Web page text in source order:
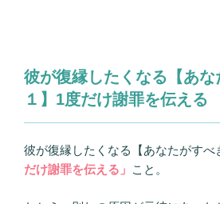
彼が復縁したくなる【あ
１】1度だけ謝罪を伝える
彼が復縁したくなる【あなたがすべ
だけ謝罪を伝える」 こと。